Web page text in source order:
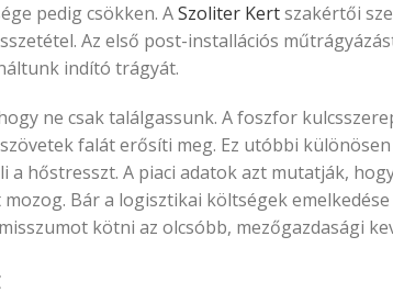
pedig csökken. ASzoliter Kertszakértői
Az első post-installációs
indító trágyát.
ne csak találgassunk. A foszfor
falát erősíti meg. Ez utóbbi
hőstresszt. A piaci adatok azt mutatják,
Bár a logisztikai költségek
kötni az olcsóbb, mezőgazdasági